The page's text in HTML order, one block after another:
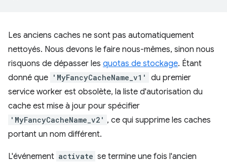
Les anciens caches ne sont pas automatiquement
nettoyés. Nous devons le faire nous-mêmes, sinon nous
risquons de dépasser les quotas de stockage. Étant
donné que 'MyFancyCacheName_v1'
du premier
service worker est obsolète, la liste d'autorisation du
cache est mise à jour pour spécifier
'MyFancyCacheName_v2' , ce qui supprime les caches
portant un nom différent.
L'événement activate se termine une fois l'ancien